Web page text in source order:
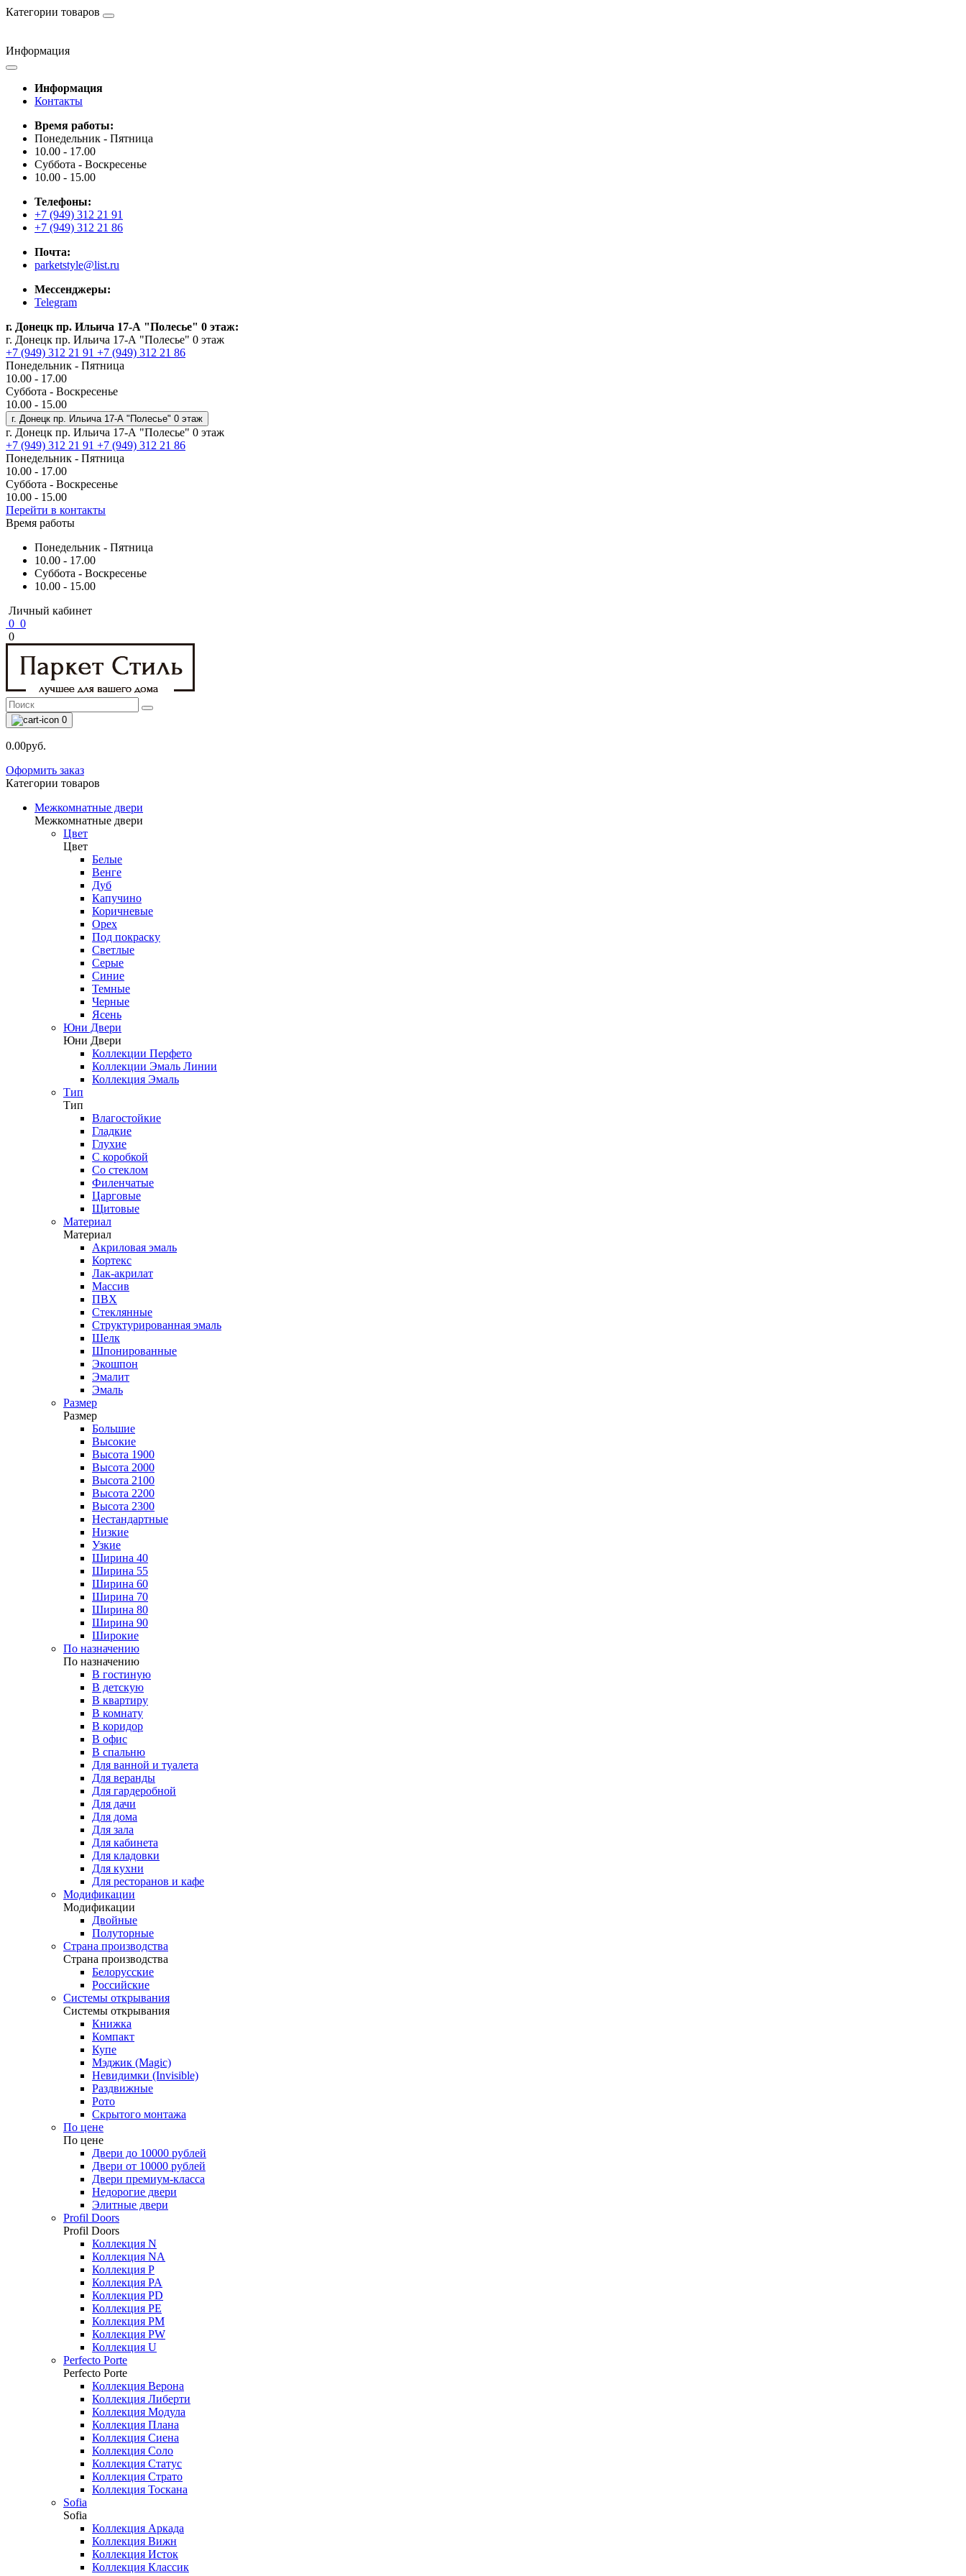
Категории товаров
Информация
Информация
Контакты
Время работы:
Понедельник - Пятница
10.00 - 17.00
Суббота - Воскресенье
10.00 - 15.00
Телефоны:
+7 (949) 312 21 91
+7 (949) 312 21 86
Почта:
parketstyle@list.ru
Мессенджеры:
Telegram
г. Донецк пр. Ильича 17-А "Полесье" 0 этаж:
г. Донецк пр. Ильича 17-А "Полесье" 0 этаж
+7 (949) 312 21 91 +7 (949) 312 21 86
Понедельник - Пятница
10.00 - 17.00
Суббота - Воскресенье
10.00 - 15.00
г. Донецк пр. Ильича 17-А "Полесье" 0 этаж
г. Донецк пр. Ильича 17-А "Полесье" 0 этаж
+7 (949) 312 21 91 +7 (949) 312 21 86
Понедельник - Пятница
10.00 - 17.00
Суббота - Воскресенье
10.00 - 15.00
Перейти в контакты
Время работы
Понедельник - Пятница
10.00 - 17.00
Суббота - Воскресенье
10.00 - 15.00
Личный кабинет
0 0
0
0
0.00руб.
Оформить заказ
Категории товаров
Межкомнатные двери
Межкомнатные двери
Цвет
Цвет
Белые
Венге
Дуб
Капучино
Коричневые
Орех
Под покраску
Светлые
Серые
Синие
Темные
Черные
Ясень
Юни Двери
Юни Двери
Коллекции Перфето
Коллекции Эмаль Линии
Коллекция Эмаль
Тип
Тип
Влагостойкие
Гладкие
Глухие
С коробкой
Со стеклом
Филенчатые
Царговые
Щитовые
Материал
Материал
Акриловая эмаль
Кортекс
Лак-акрилат
Массив
ПВХ
Стеклянные
Структурированная эмаль
Шелк
Шпонированные
Экошпон
Эмалит
Эмаль
Размер
Размер
Большие
Высокие
Высота 1900
Высота 2000
Высота 2100
Высота 2200
Высота 2300
Нестандартные
Низкие
Узкие
Ширина 40
Ширина 55
Ширина 60
Ширина 70
Ширина 80
Ширина 90
Широкие
По назначению
По назначению
В гостиную
В детскую
В квартиру
В комнату
В коридор
В офис
В спальню
Для ванной и туалета
Для веранды
Для гардеробной
Для дачи
Для дома
Для зала
Для кабинета
Для кладовки
Для кухни
Для ресторанов и кафе
Модификации
Модификации
Двойные
Полуторные
Страна производства
Страна производства
Белорусские
Российские
Системы открывания
Системы открывания
Книжка
Компакт
Купе
Мэджик (Magic)
Невидимки (Invisible)
Раздвижные
Рото
Скрытого монтажа
По цене
По цене
Двери до 10000 рублей
Двери от 10000 рублей
Двери премиум-класса
Недорогие двери
Элитные двери
Profil Doors
Profil Doors
Коллекция N
Коллекция NA
Коллекция P
Коллекция PA
Коллекция PD
Коллекция PE
Коллекция PM
Коллекция PW
Коллекция U
Perfecto Porte
Perfecto Porte
Коллекция Верона
Коллекция Либерти
Коллекция Модула
Коллекция Плана
Коллекция Сиена
Коллекция Соло
Коллекция Статус
Коллекция Страто
Коллекция Тоскана
Sofia
Sofia
Коллекция Аркада
Коллекция Вижн
Коллекция Исток
Коллекция Классик